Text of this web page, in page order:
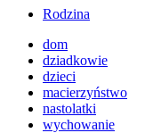
Rodzina
dom
dziadkowie
dzieci
macierzyństwo
nastolatki
wychowanie